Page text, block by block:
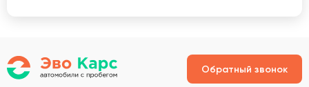
Обратный звонок